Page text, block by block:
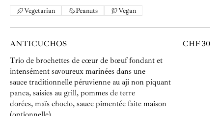
Vegetarian Peanuts Vegan
ANTICUCHOS
Trio de brochettes de cœur de bœuf fondant et
intensément savoureux marinées dans une
sauce traditionnelle péruvienne au aji non piquant
panca, saisies au grill, pommes de terre
dorées, maïs choclo, sauce pimentée faite maison
CHF 30